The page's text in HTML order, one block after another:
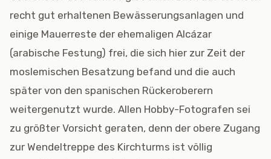
recht gut erhaltenen Bewässerungsanlagen und
einige Mauerreste der ehemaligen Alcázar
(arabische Festung) frei, die sich hier zur Zeit der
moslemischen Besatzung befand und die auch
später von den spanischen Rückeroberern
weitergenutzt wurde. Allen Hobby-Fotografen sei
zu größter Vorsicht geraten, denn der obere Zugang
zur Wendeltreppe des Kirchturms ist völlig